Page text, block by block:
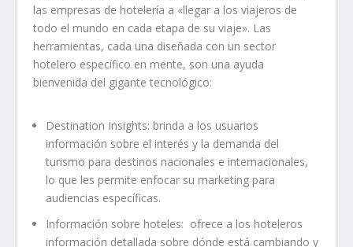
las empresas de hotelería a «llegar a los viajeros de
todo el mundo en cada etapa de su viaje». Las
herramientas, cada una diseñada con un sector
hotelero específico en mente, son una ayuda
bienvenida del gigante tecnológico:
Destination Insights: brinda a los usuarios
información sobre el interés y la demanda del
turismo para destinos nacionales e internacionales,
lo que les permite enfocar su marketing para
audiencias específicas.
Información sobre hoteles: ofrece a los hoteleros
información detallada sobre dónde está cambiando y